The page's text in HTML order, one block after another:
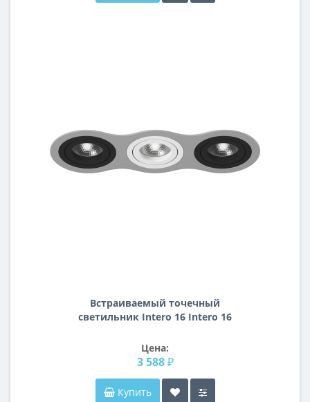
Встраиваемый точечный
светильник Intero 16 Intero 16
Цена:
3 588 ₽
Купить